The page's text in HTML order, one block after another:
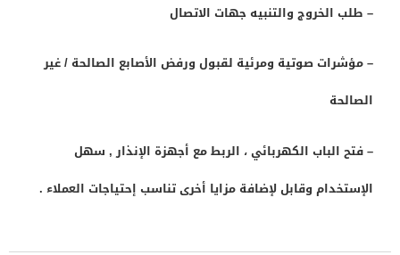
– طلب الخروج والتنبيه جهات الاتصال
– مؤشرات صوتية ومرئية لقبول ورفض الأصابع الصالحة / غير
الصالحة
– فتح الباب الكهربائي ، الربط مع أجهزة الإنذار , سهل
الإستخدام وقابل لإضافة مزايا أخرى تناسب إحتياجات العملاء .